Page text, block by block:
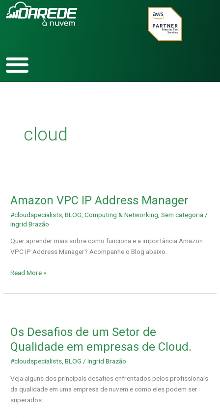
para
cloud
Amazon VPC IP Address Manager
#cloudspecialists ,BLOG ,Computing & Networking ,Sem categoria /
Ingrid Brazão
Quer aprender mais sobre como funciona e a importância Amazon
VPC IP Address Manager? Acompanhe o Blog abaixo.
IP
Manager
Read More »
Os Desafios de um Setor de
Qualidade em empresas de Cloud.
#cloudspecialists ,BLOG /Ingrid Brazão
Veja alguns dos principais desafios enfrentados pelos profissionais
da qualidade em uma empresa de nuvem e como eles podem ser
superados.
de
um
Setor
de
em
empresas
de